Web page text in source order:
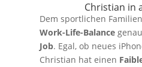
Christian in
Dem sportlichen
Work-Life-Balance
Job. Egal, ob neues
Christian hat einen